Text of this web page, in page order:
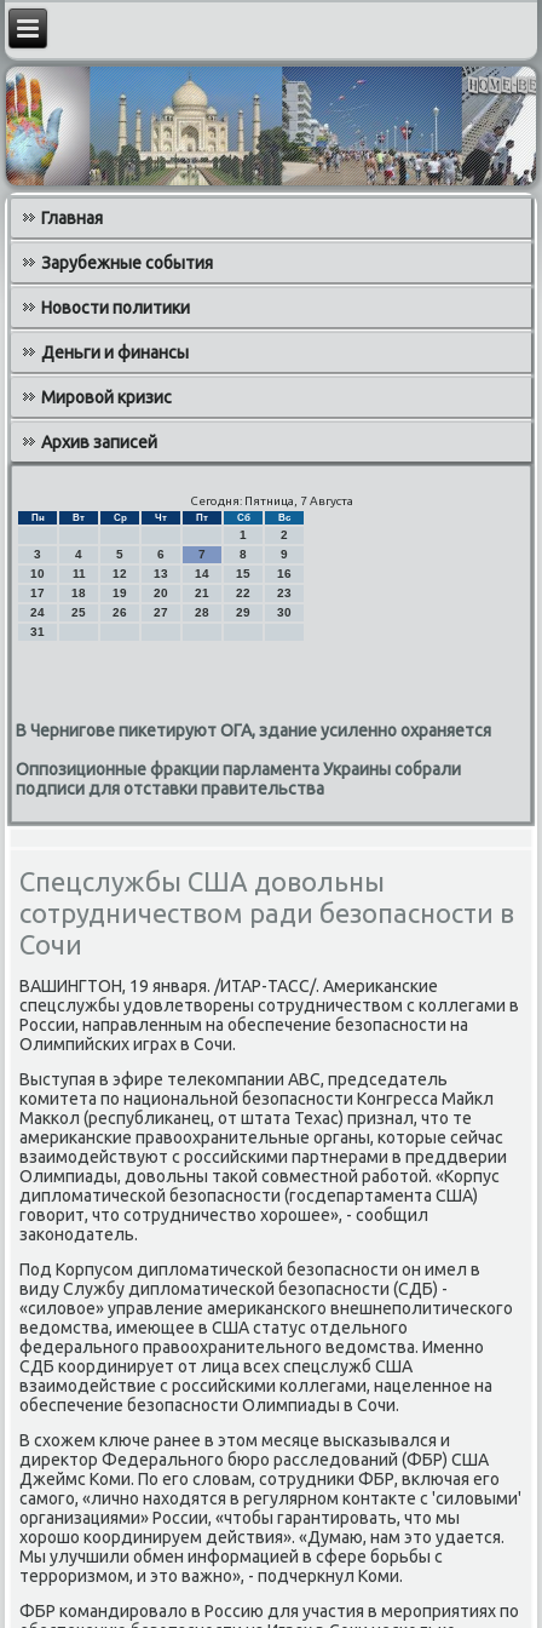
Главная
Зарубежные события
Новости политики
Деньги и финансы
Мировой кризис
Архив записей
Сегодня: Пятница, 7 Августа
Пн Вт Ср Чт Пт Сб Вс
1
2
3
4 5 6 7 8
9
10
11 12 13 14 15
16
17
18 19 20 21 22
23
24
25 26 27 28 29
30
31
В Чернигове пикетируют ОГА, здание усиленно охраняется
Оппозиционные фракции парламента Украины собрали
подписи для отставки правительства
Спецслужбы США довольны
сотрудничеством ради безопасности в
Сочи
ВАШИНГТОН, 19 января. /ИТАР-ТАСС/. Американские
спецслужбы удовлетворены сотрудничеством с коллегами в
России, направленным на обеспечение безопасности на
Олимпийских играх в Сочи.
Выступая в эфире телекомпании ABC, председатель
комитета по национальной безопасности Конгресса Майкл
Маккол (республиканец, от штата Техас) признал, что те
американские правоохранительные органы, которые сейчас
взаимодействуют с российскими партнерами в преддверии
Олимпиады, довольны такой совместной работой. «Корпус
дипломатической безопасности (госдепартамента США)
говорит, что сотрудничество хорошее», - сообщил
законодатель.
Под Корпусом дипломатической безопасности он имел в
виду Службу дипломатической безопасности (СДБ) -
«силовое» управление американского внешнеполитического
ведомства, имеющее в США статус отдельного
федерального правоохранительного ведомства. Именно
СДБ координирует от лица всех спецслужб США
взаимодействие с российскими коллегами, нацеленное на
обеспечение безопасности Олимпиады в Сочи.
В схожем ключе ранее в этом месяце высказывался и
директор Федерального бюро расследований (ФБР) США
Джеймс Коми. По его словам, сотрудники ФБР, включая его
самого, «лично находятся в регулярном контакте с 'силовыми'
организациями» России, «чтобы гарантировать, что мы
хорошо координируем действия». «Думаю, нам это удается.
Мы улучшили обмен информацией в сфере борьбы с
терроризмом, и это важно», - подчеркнул Коми.
ФБР командировало в Россию для участия в мероприятиях по